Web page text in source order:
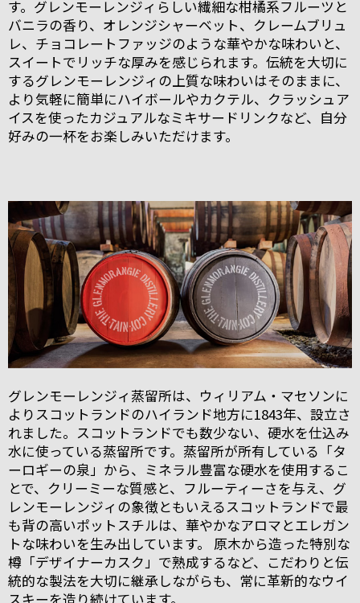
す。グレンモーレンジィらしい繊細な柑橘系フルーツと
バニラの香り、オレンジシャーベット、クレームブリュ
レ、チョコレートファッジのような華やかな味わいと、
スイートでリッチな厚みを感じられます。伝統を大切に
するグレンモーレンジィの上質な味わいはそのままに、
より気軽に簡単にハイボールやカクテル、クラッシュア
イスを使ったカジュアルなミキサードリンクなど、自分
好みの一杯をお楽しみいただけます。
グレンモーレンジィ蒸留所は、ウィリアム・マセソンに
よりスコットランドのハイランド地方に1843年、設立さ
れました。スコットランドでも数少ない、硬水を仕込み
水に使っている蒸留所です。蒸留所が所有している「タ
ーロギーの泉」から、ミネラル豊富な硬水を使用するこ
とで、クリーミーな質感と、フルーティーさを与え、グ
レンモーレンジィの象徴ともいえるスコットランドで最
も背の高いポットスチルは、華やかなアロマとエレガン
トな味わいを生み出しています。 原木から造った特別な
樽「デザイナーカスク」で熟成するなど、こだわりと伝
統的な製法を大切に継承しながらも、常に革新的なウイ
スキーを造り続けています。